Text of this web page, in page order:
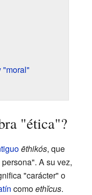
"moral"
"ética"?
ēthikós, que
A su vez,
"carácter" o
comoethĭcus.